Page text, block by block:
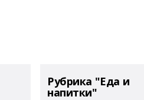
Рубрика "Еда и
напитки"